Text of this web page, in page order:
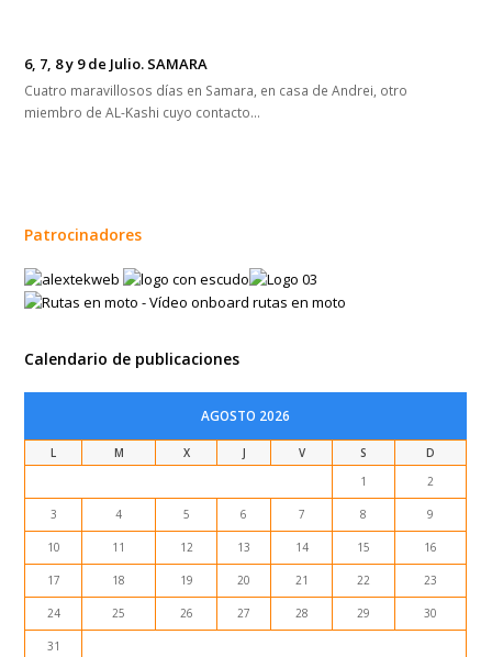
6, 7, 8 y 9 de Julio. SAMARA
Cuatro maravillosos días en Samara, en casa de Andrei, otro
miembro de AL-Kashi cuyo contacto…
Patrocinadores
Calendario de publicaciones
AGOSTO 2026
L M X J V S
D
1
2
3 4 5 6 7 8 9
10 11 12 13 14 15 16
17 18 19 20 21 22 23
24 25 26 27 28 29 30
31